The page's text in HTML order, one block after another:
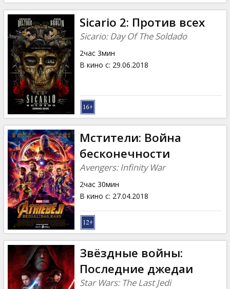
Sicario 2: Против всех
Sicario: Day Of The Soldado
2час 3мин
В кино с: 29.06.2018
Мстители: Война
бесконечности
Avengers: Infinity War
2час 30мин
В кино с: 27.04.2018
Звёздные войны:
Последние джедаи
Star Wars: The Last Jedi